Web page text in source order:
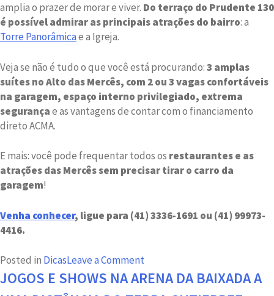
amplia o prazer de morar e viver. Do terraço do Prudente 130
é possível admirar as principais atrações do bairro: a
Torre Panorâmicae a Igreja.
Veja se não é tudo o que você está procurando:3 amplas
suítes no Alto das Mercês, com 2 ou 3 vagas confortáveis
na garagem, espaço interno privilegiado, extrema
segurançae as vantagens de contar com o financiamento
direto ACMA.
E mais: você pode frequentar todos os restaurantes e as
atrações das Mercês sem precisar tirar o carro da
garagem!
Venha conhecer, ligue para (41) 3336-1691 ou (41) 99973-
4416.
Posted in DicasLeave a Comment
Benefícios
JOGOS E SHOWS NA ARENA DA BAIXADA A